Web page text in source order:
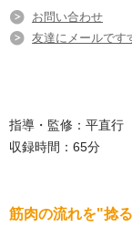
お問い合わせ
友達にメールです
指導・監修：平直行
収録時間：65分
筋肉の流れを"捻